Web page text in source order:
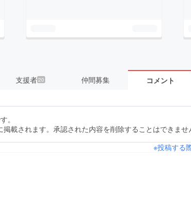
支援者20 仲間募集 コメント
。
載されます。承認された内容を削除することはできませ
※投稿する